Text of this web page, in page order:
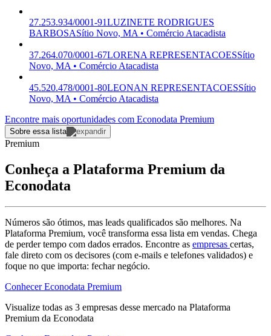
27.253.934/0001-91LUZINETE RODRIGUES
BARBOSASítio Novo, MA • Comércio Atacadista
37.264.070/0001-67LORENA REPRESENTACOESSítio
Novo, MA • Comércio Atacadista
45.520.478/0001-80LEONAN REPRESENTACOESSítio
Novo, MA • Comércio Atacadista
Encontre mais oportunidades com Econodata Premium
Sobre essa lista
Premium
Conheça a Plataforma Premium da
Econodata
Números são ótimos, mas leads qualificados são melhores. Na
Plataforma Premium, você transforma essa lista em vendas. Chega
de perder tempo com dados errados. Encontre as empresas certas,
fale direto com os decisores (com e-mails e telefones validados) e
foque no que importa: fechar negócio.
Conhecer Econodata Premium
Visualize todas as 3 empresas desse mercado na Plataforma
Premium da Econodata